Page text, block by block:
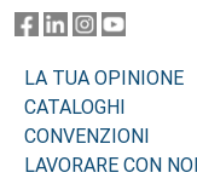
LA TUA OPINIONE
CATALOGHI
CONVENZIONI
LAVORARE CON NOI